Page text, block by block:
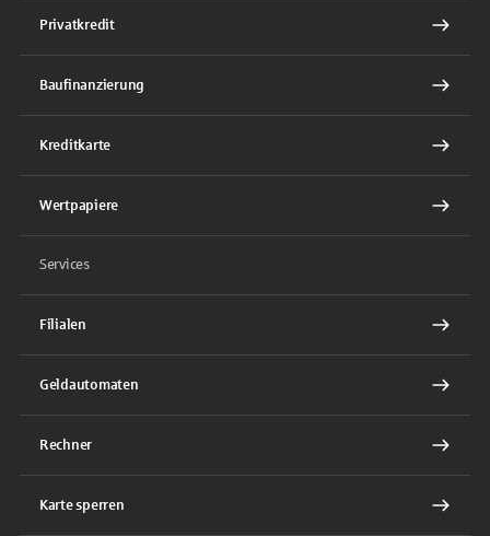
Privatkredit
Baufinanzierung
Kreditkarte
Wertpapiere
Services
Filialen
Geldautomaten
Rechner
Karte sperren